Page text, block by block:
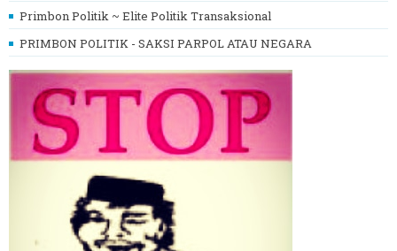
Primbon Politik ~ Elite Politik Transaksional
PRIMBON POLITIK - SAKSI PARPOL ATAU NEGARA